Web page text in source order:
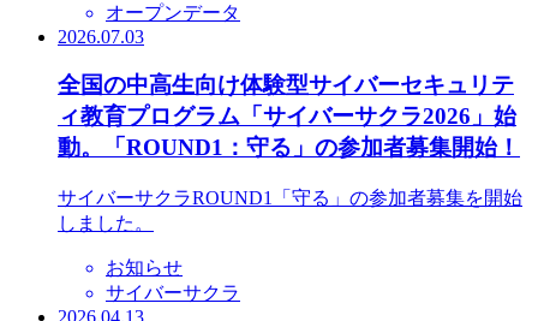
オープンデータ
2026.07.03
全国の中高生向け体験型サイバーセキュリテ
ィ教育プログラム「サイバーサクラ2026」始
動。「ROUND1：守る」の参加者募集開始！
サイバーサクラROUND1「守る」の参加者募集を開始
しました。
お知らせ
サイバーサクラ
2026.04.13